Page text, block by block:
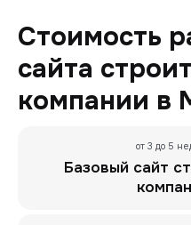
Стоимость
сайта
компании в
от 3 до 5
Базовый сайт